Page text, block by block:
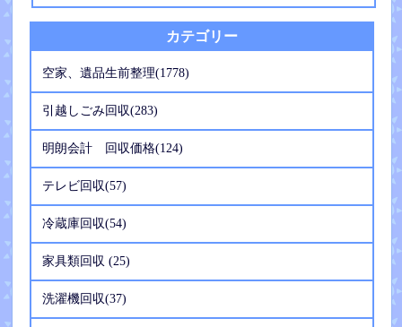
カテゴリー
空家、遺品生前整理(1778)
引越しごみ回収(283)
明朗会計 回収価格(124)
テレビ回収(57)
冷蔵庫回収(54)
家具類回収 (25)
洗濯機回収(37)